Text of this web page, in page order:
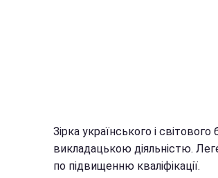
Зірка українського і
викладацькою діяльністю.
по підвищенню кваліфікації.